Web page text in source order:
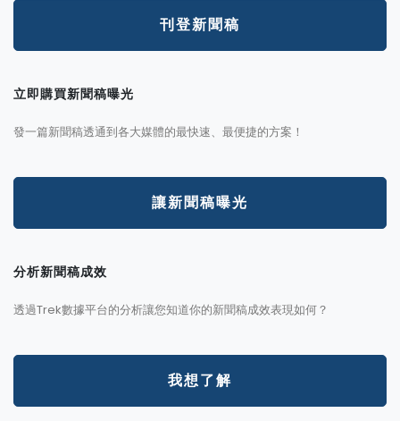
刊登新聞稿
立即購買新聞稿曝光
發一篇新聞稿透通到各大媒體的最快速、最便捷的方案！
讓新聞稿曝光
分析新聞稿成效
透過Trek數據平台的分析讓您知道你的新聞稿成效表現如何？
我想了解